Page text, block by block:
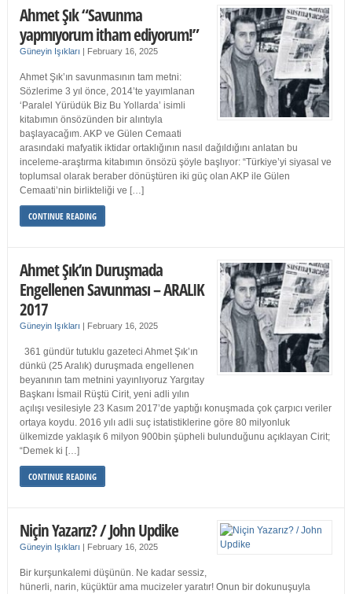
Ahmet Şık “Savunma
yapmıyorum itham ediyorum!”
Güneyin Işıkları | February 16, 2025
Ahmet Şık’ın savunmasının tam metni:
Sözlerime 3 yıl önce, 2014’te yayımlanan
‘Paralel Yürüdük Biz Bu Yollarda’ isimli
kitabımın önsözünden bir alıntıyla
başlayacağım. AKP ve Gülen Cemaati
arasındaki mafyatik iktidar ortaklığının nasıl dağıldığını anlatan bu
inceleme-araştırma kitabımın önsözü şöyle başlıyor: “Türkiye’yi siyasal ve
toplumsal olarak beraber dönüştüren iki güç olan AKP ile Gülen
Cemaati’nin birlikteliği ve […]
CONTINUE READING
Ahmet Şık’ın Duruşmada
Engellenen Savunması – ARALIK
2017
Güneyin Işıkları | February 16, 2025
361 gündür tutuklu gazeteci Ahmet Şık’ın
dünkü (25 Aralık) duruşmada engellenen
beyanının tam metnini yayınlıyoruz Yargıtay
Başkanı İsmail Rüştü Cirit, yeni adli yılın
açılışı vesilesiyle 23 Kasım 2017’de yaptığı konuşmada çok çarpıcı veriler
ortaya koydu. 2016 yılı adli suç istatistiklerine göre 80 milyonluk
ülkemizde yaklaşık 6 milyon 900bin şüpheli bulunduğunu açıklayan Cirit;
“Demek ki […]
CONTINUE READING
Niçin Yazarız? / John Updike
Güneyin Işıkları | February 16, 2025
Bir kurşunkalemi düşünün. Ne kadar sessiz,
hünerli, narin, küçüktür ama mucizeler yaratır! Onun bir dokunuşuyla